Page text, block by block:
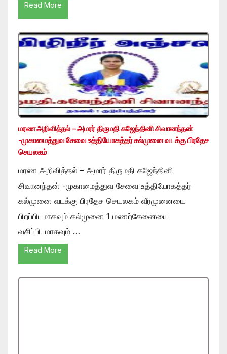
Read More
மரண அறிவித்தல் – அமரர் திருமதி கஜேந்தினி சிவானந்தன்
-முகாமைத்துவ சேவை உத்தியோகத்தர் கல்முனை வடக்கு பிரதேச
செயலகம்
மரண அறிவித்தல் – அமரர் திருமதி கஜேந்தினி
சிவானந்தன் -முகாமைத்துவ சேவை உத்தியோகத்தர்
கல்முனை வடக்கு பிரதேச செயலகம் வீரமுனையை
பிறப்பிடமாகவும் கல்முனை 1 மணற்சேனையை
வசிப்பிடமாகவும் …
Read More